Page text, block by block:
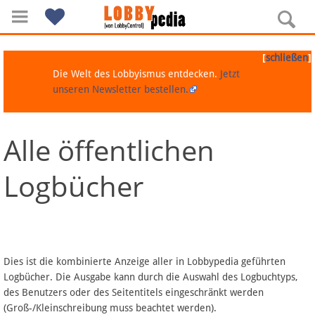
Navigation
Über Lobbypedia
Artikel nach Kategorien
FAQ
[schließen]
Die Welt des Lobbyismus entdecken. Jetzt
unseren Newsletter bestellen.
Alle öffentlichen
Logbücher
Dies ist die kombinierte Anzeige aller in Lobbypedia geführten
Logbücher. Die Ausgabe kann durch die Auswahl des Logbuchtyps,
des Benutzers oder des Seitentitels eingeschränkt werden
(Groß-/Kleinschreibung muss beachtet werden).